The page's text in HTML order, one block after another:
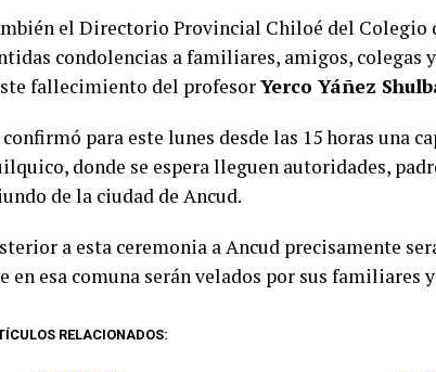
el Directorio Provincial Chiloé del Colegio
condolencias a familiares, amigos, colegas
fallecimiento del profesorYerco Yáñez
confirmó para este lunes desde las 15 horas una
donde se espera lleguen autoridades,
de la ciudad de Ancud.
a esta ceremonia a Ancud precisamente
en esa comuna serán velados por sus familiares
RELACIONADOS: